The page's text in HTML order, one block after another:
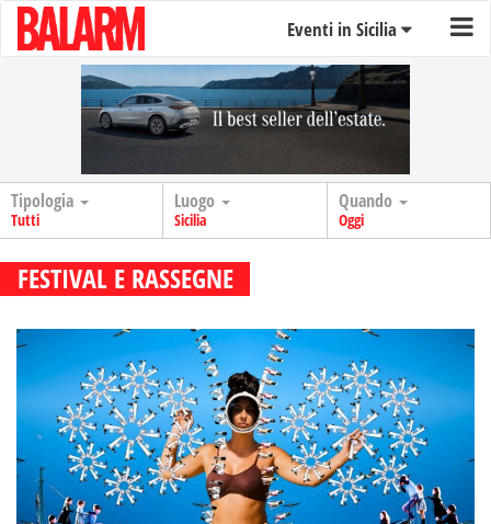
Eventi in Sicilia
Tipologia
Tutti
Luogo
Sicilia
Quando
Oggi
FESTIVAL E RASSEGNE